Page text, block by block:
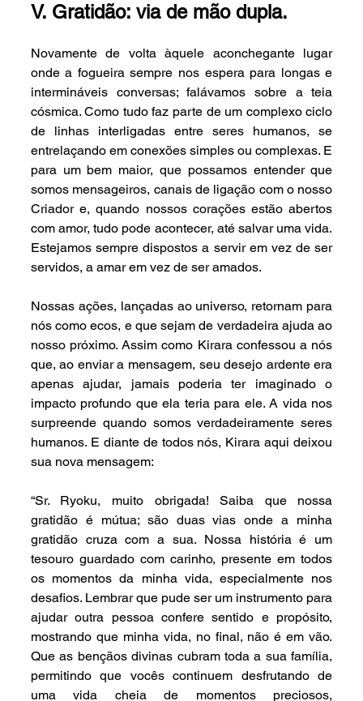
V. Gratidão: via de mão dupla.
Novamente de volta àquele aconchegante lugar
onde a fogueira sempre nos espera para longas e
intermináveis conversas; falávamos sobre a teia
cósmica. Como tudo faz parte de um complexo ciclo
de linhas interligadas entre seres humanos, se
entrelaçando em conexões simples ou complexas. E
para um bem maior, que possamos entender que
somos mensageiros, canais de ligação com o nosso
Criador e, quando nossos corações estão abertos
com amor, tudo pode acontecer, até salvar uma vida.
Estejamos sempre dispostos a servir em vez de ser
servidos, a amar em vez de ser amados.
Nossas ações, lançadas ao universo, retornam para
nós como ecos, e que sejam de verdadeira ajuda ao
nosso próximo. Assim como Kirara confessou a nós
que, ao enviar a mensagem, seu desejo ardente era
apenas ajudar, jamais poderia ter imaginado o
impacto profundo que ela teria para ele. A vida nos
surpreende quando somos verdadeiramente seres
humanos. E diante de todos nós, Kirara aqui deixou
sua nova mensagem:
“Sr. Ryoku, muito obrigada! Saiba que nossa
gratidão é mútua; são duas vias onde a minha
gratidão cruza com a sua. Nossa história é um
tesouro guardado com carinho, presente em todos
os momentos da minha vida, especialmente nos
desafios. Lembrar que pude ser um instrumento para
ajudar outra pessoa confere sentido e propósito,
mostrando que minha vida, no final, não é em vão.
Que as bençãos divinas cubram toda a sua família,
permitindo que vocês continuem desfrutando de
uma vida cheia de momentos preciosos,